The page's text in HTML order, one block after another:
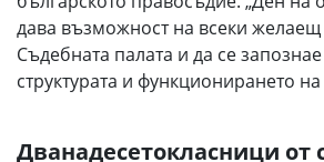
дава възможност на всеки желаещ
Съдебната палата и да се
структурата и функционирането
Дванадесетокласници от